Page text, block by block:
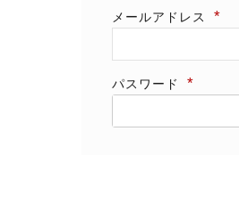
メールアドレス
パスワード